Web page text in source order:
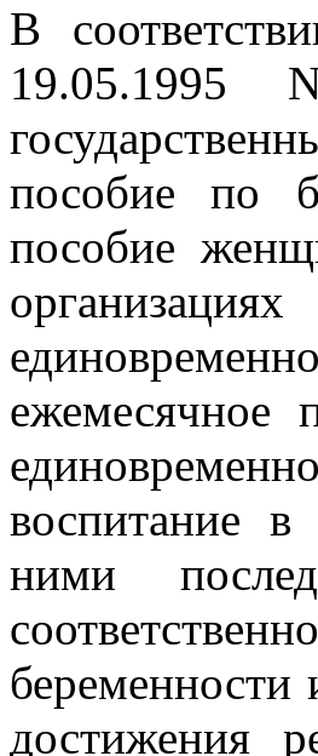
В
пособие по
пособие
ежемесячное
воспитание
ними
достижения